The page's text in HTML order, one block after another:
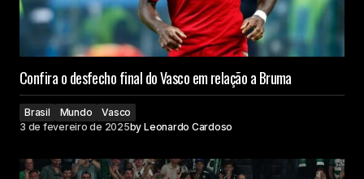
Confira o desfecho final do Vasco em relação a Bruma
Brasil Mundo
Vasco
3 de fevereiro de 2025by Leonardo Cardoso